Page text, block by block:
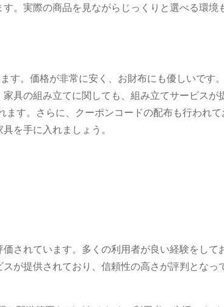
。実際の商品を見ながらじっくりと選べる環境
す。価格が非常に安く、お財布にも優しいです
具の組み立てに関しても、組み立てサービスが
す。さらに、クーポンコードの配布も行われて
を手に入れましょう。
されています。多くの利用者が良い経験をして
が提供されており、信頼性の高さが評判となっ